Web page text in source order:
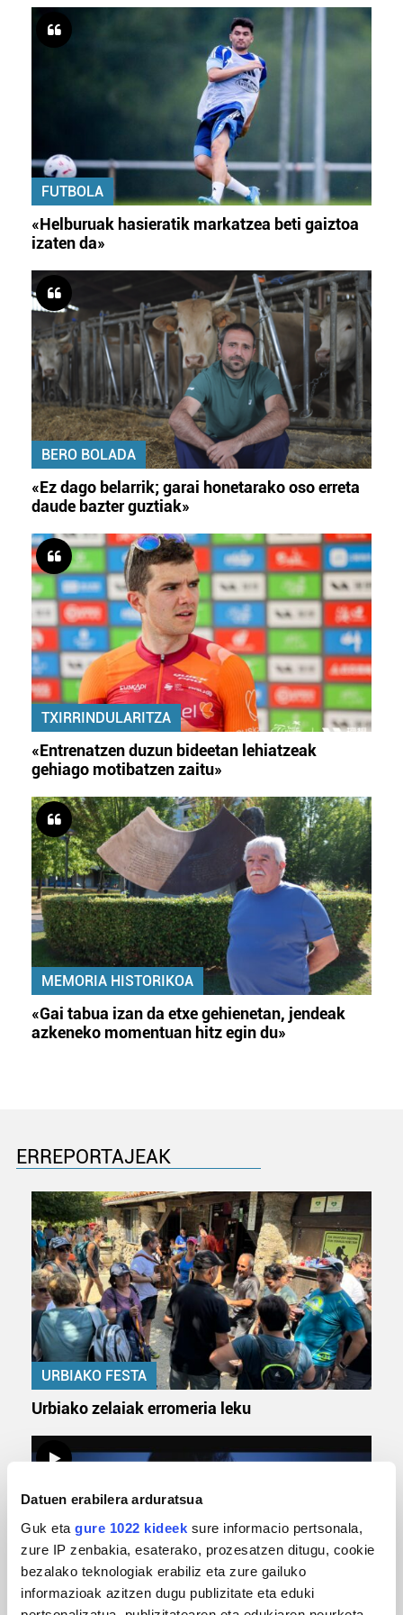
Datuen erabilera arduratsua
Guk eta gure 1022 kideek sure informacio pertsonala,
zure IP zenbakia, esaterako, prozesatzen ditugu, cookie
bezalako teknologiak erabiliz eta zure gailuko
informazioak azitzen dugu publizitate eta eduki
FUTBOLA
«Helburuak hasieratik markatzea beti gaiztoa
izaten da»
BERO BOLADA
«Ez dago belarrik; garai honetarako oso erreta
daude bazter guztiak»
TXIRRINDULARITZA
«Entrenatzen duzun bideetan lehiatzeak
gehiago motibatzen zaitu»
MEMORIA HISTORIKOA
«Gai tabua izan da etxe gehienetan, jendeak
azkeneko momentuan hitz egin du»
ERREPORTAJEAK
URBIAKO FESTA
Urbiako zelaiak erromeria leku